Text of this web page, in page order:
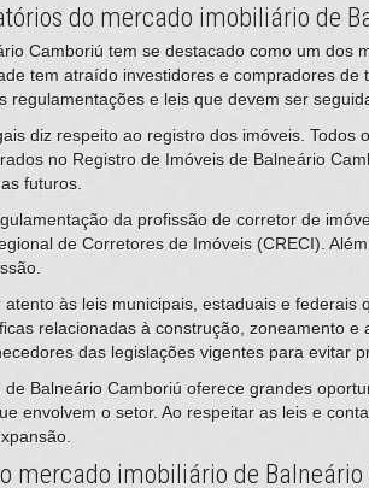
do mercado imobiliário de
Camboriú tem se destacado como um dos
tem atraído investidores e compradores
regulamentações e leis que devem ser
diz respeito ao registro dos imóveis.
no Registro de Imóveis de Balneário
futuros.
da profissão de corretor de
de Corretores de Imóveis (CRECI).
às leis municipais, estaduais e
relacionadas à construção, zoneamento
das legislações vigentes para evitar
Balneário Camboriú oferece grandes
envolvem o setor. Ao respeitar as leis e
mercado imobiliário de